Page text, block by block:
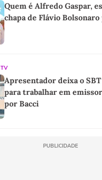
Quem é Alfredo Gaspar,
chapa de Flávio
TV
Apresentador deixa o SBT
para trabalhar em
por Bacci
PUBLICIDADE